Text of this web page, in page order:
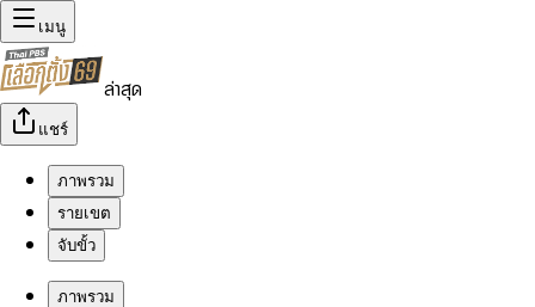
เมนู
ล่าสุด
แชร์
ภาพรวม
รายเขต
จับขั้ว
ภาพรวม